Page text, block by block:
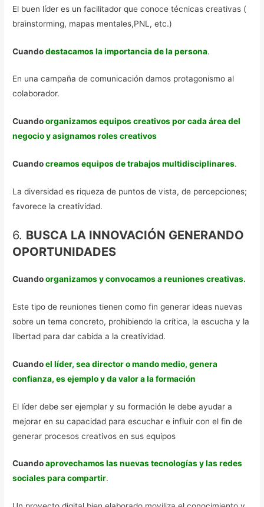
El buen líder es un facilitador que conoce técnicas creativas (
brainstorming, mapas mentales,PNL, etc.)
Cuandodestacamos la importancia de la persona.
En una campaña de comunicación damos protagonismo al
colaborador.
Cuandoorganizamos equipos creativos por cada área del
negocioy asignamos roles creativos
Cuandocreamos equipos de trabajos multidisciplinares.
La diversidad es riqueza de puntos de vista, de percepciones;
favorece la creatividad.
6. BUSCA LA INNOVACIÓN GENERANDO
OPORTUNIDADES
Cuandoorganizamos y convocamos a reuniones creativas.
Este tipo de reuniones tienen como fin generar ideas nuevas
sobre un tema concreto, prohibiendo la crítica, la escucha y la
libertad para dar cabida a la creatividad.
Cuandoel líder,sea director o mando medio, genera
confianza, es ejemplo y da valor a la formación
El líder debe ser ejemplar y su formación le debe ayudar a
mejorar en su capacidad para escuchar e influir con el fin de
generar procesos creativos en sus equipos
Cuandoaprovechamos las nuevas tecnologías y las redes
sociales para compartir.